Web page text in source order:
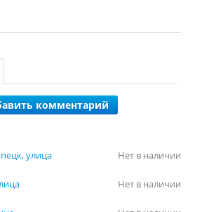
комментарий
улица
Нет в наличии
Нет в наличии